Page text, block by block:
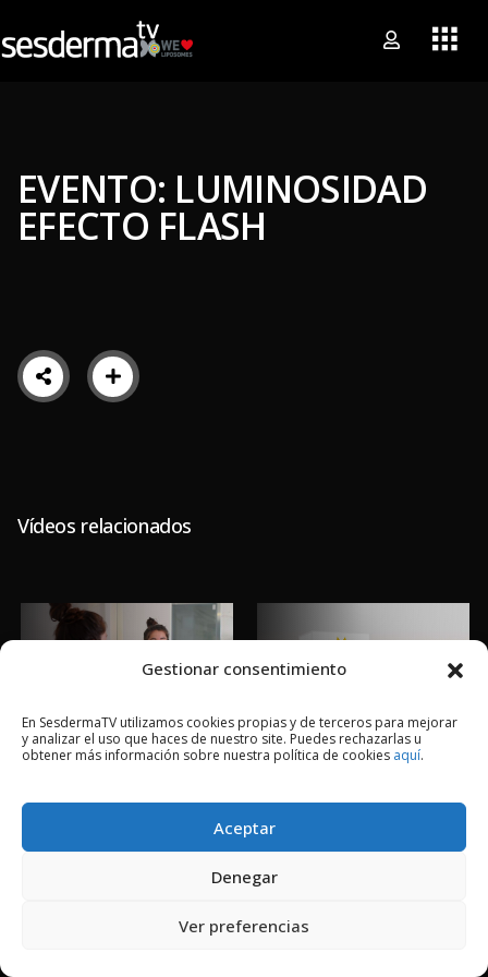
Gestionar consentimiento
En SesdermaTV utilizamos cookies propias y de terceros para mejorar
y analizar el uso que haces de nuestro site. Puedes rechazarlas u
obtener más información sobre nuestra política de cookies aquí.
Aceptar
Denegar
Ver preferencias
EVENTO: LUMINOSIDAD
EFECTO FLASH
Vídeos relacionados
2018 © Copyright Sesderma SL
CONTACTO
AVISO LEGAL